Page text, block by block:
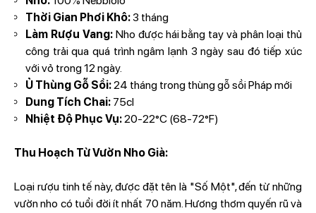
Thời Gian Phơi Khô:3 tháng
Làm Rượu Vang:Nho được hái bằng tay và phân loại thủ
công trải qua quá trình ngâm lạnh 3 ngày sau đó tiếp xúc
với vỏ trong 12 ngày.
Ủ Thùng Gỗ Sồi:24 tháng trong thùng gỗ sồi Pháp mới
Dung Tích Chai: 75cl
Nhiệt Độ Phục Vụ:20-22°C (68-72°F)
Thu Hoạch Từ Vườn Nho Già:
Loại rượu tinh tế này, được đặt tên là "Số Một", đến từ những
vườn nho có tuổi đời ít nhất 70 năm. Hương thơm quyến rũ và